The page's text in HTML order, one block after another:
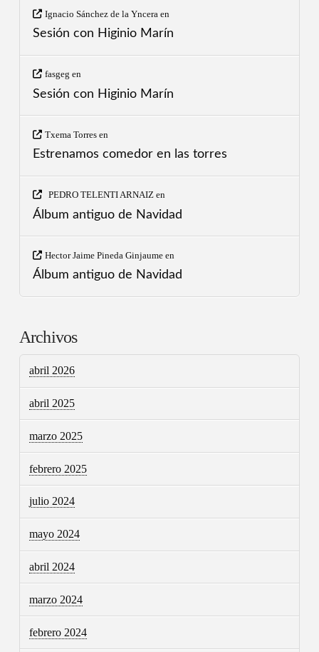
Ignacio Sánchez de la Yncera en
Sesión con Higinio Marín
fasgeg en
Sesión con Higinio Marín
Txema Torresen
Estrenamos comedor en las torres
PEDRO TELENTI ARNAIZ en
Álbum antiguo de Navidad
Hector Jaime Pineda Ginjaumeen
Álbum antiguo de Navidad
Archivos
abril 2026
abril 2025
marzo 2025
febrero 2025
julio 2024
mayo 2024
abril 2024
marzo 2024
febrero 2024